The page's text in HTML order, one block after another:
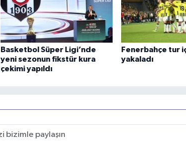
Basketbol Süper Ligi’nde
yeni sezonun fikstür kura
çekimi yapıldı
Fenerbahçe tur
yakaladı